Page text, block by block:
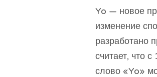
Yo — новое
изменение
разработано
считает, что
слово «Yo»